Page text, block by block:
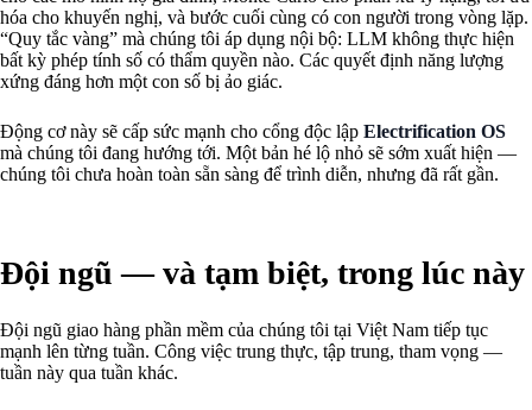
hóa cho khuyến nghị, và bước cuối cùng có con người trong vòng lặp.
“Quy tắc vàng” mà chúng tôi áp dụng nội bộ: LLM không thực hiện
bất kỳ phép tính số có thẩm quyền nào. Các quyết định năng lượng
xứng đáng hơn một con số bị ảo giác.
Động cơ này sẽ cấp sức mạnh cho cổng độc lập Electrification OS
mà chúng tôi đang hướng tới. Một bản hé lộ nhỏ sẽ sớm xuất hiện —
chúng tôi chưa hoàn toàn sẵn sàng để trình diễn, nhưng đã rất gần.
Đội ngũ — và tạm biệt, trong lúc này
Đội ngũ giao hàng phần mềm của chúng tôi tại Việt Nam tiếp tục
mạnh lên từng tuần. Công việc trung thực, tập trung, tham vọng —
tuần này qua tuần khác.